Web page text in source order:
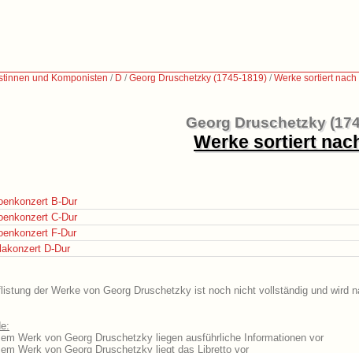
und Komponisten / D /Georg Druschetzky (1745-1819) /Werke sortiert nach
Georg Druschetzky
Werke sortiert
B-Dur
C-Dur
F-Dur
D-Dur
der Werke von Georg Druschetzky ist noch nicht vollständig und wird
Werk von Georg Druschetzky liegen ausführliche Informationen vor
Werk von Georg Druschetzky liegt das Libretto vor